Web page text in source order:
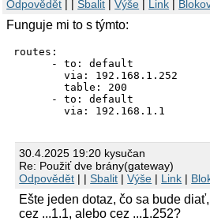
       addresses:
         - 192.168.1.252
         - 8.8.8.8
Odpovědět | |Sbalit |Výše | Link |
Funguje mi to s týmto:
routes:
      - to: default
        via: 192.168.1.252
        table: 200
      - to: default
        via: 192.168.1.1
30.4.2025 19:20 kysučan
Re: Použiť dve brány(gateway)
Odpovědět | |Sbalit |Výše | Link |
Ešte jeden dotaz, čo sa bude
cez ...1.1, alebo cez ...1.252?